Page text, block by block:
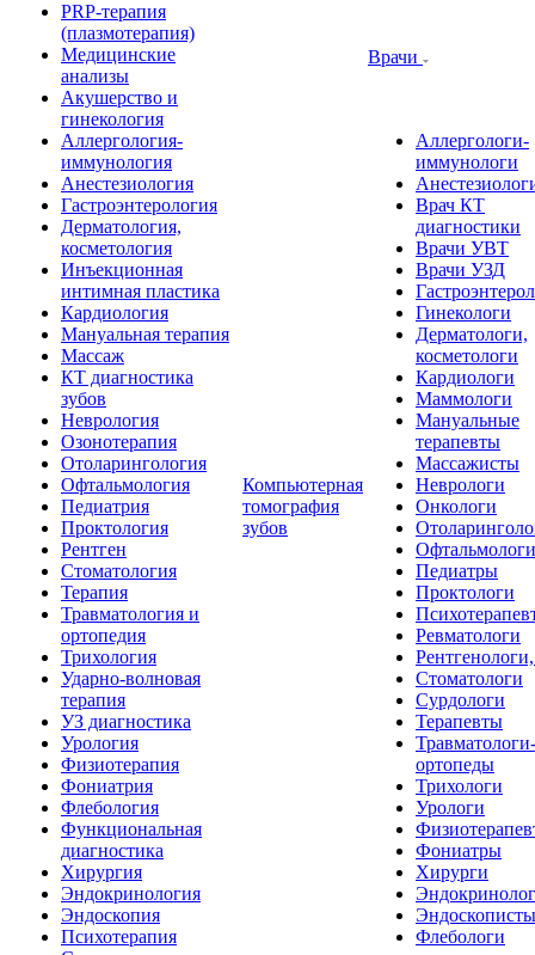
PRP-терапия
(плазмотерапия)
Медицинские
анализы
Акушерство и
гинекология
Аллергология-
иммунология
Анестезиология
Гастроэнтерология
Дерматология,
косметология
Инъекционная
интимная пластика
Кардиология
Мануальная терапия
Массаж
КТ диагностика
зубов
Неврология
Озонотерапия
Отоларингология
Офтальмология
Педиатрия
Проктология
Рентген
Стоматология
Терапия
Травматология и
ортопедия
Трихология
Ударно-волновая
терапия
УЗ диагностика
Урология
Физиотерапия
Фониатрия
Флебология
Функциональная
диагностика
Хирургия
Эндокринология
Эндоскопия
Психотерапия
Компьютерная
томография
зубов
Врачи
Аллергологи-
иммунологи
Врач КТ
диагностики
Врачи УВТ
Врачи УЗД
Гинекологи
Дерматологи,
косметологи
Кардиологи
Маммологи
Мануальные
терапевты
Массажисты
Неврологи
Онкологи
Офтальмологи
Педиатры
Проктологи
Ревматологи
Стоматологи
Сурдологи
Терапевты
Травматологи-
ортопеды
Трихологи
Урологи
Фониатры
Хирурги
Эндоскописты
Флебологи